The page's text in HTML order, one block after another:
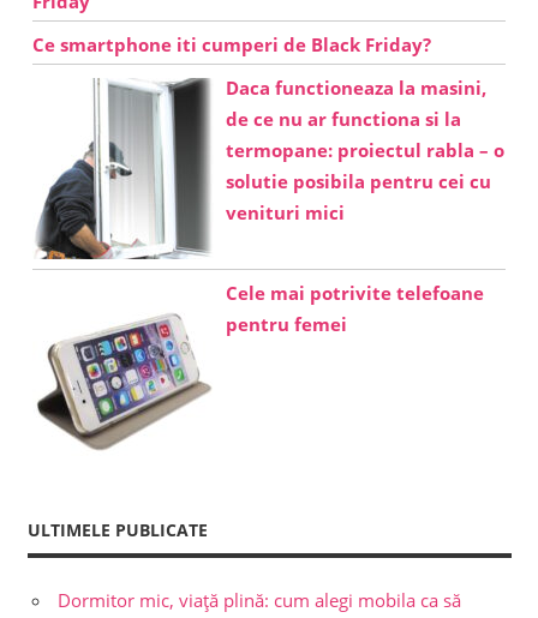
Ce smartphone iti cumperi de Black Friday?
Daca functioneaza la masini,
de ce nu ar functiona si la
termopane: proiectul rabla – o
solutie posibila pentru cei cu
venituri mici
Cele mai potrivite telefoane
pentru femei
ULTIMELE PUBLICATE
Dormitor mic, viață plină: cum alegi mobila ca să